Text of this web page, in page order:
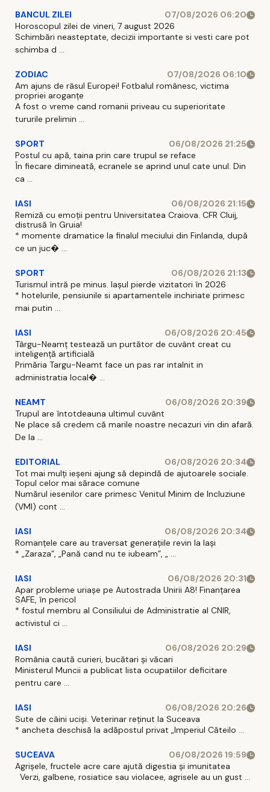
BANCUL ZILEI
07/08/2026 06:20
Horoscopul zilei de vineri, 7 august 2026
Schimbări neasteptate, decizii importante si vesti care pot
schimba d ...
ZODIAC
07/08/2026 06:10
Am ajuns de râsul Europei! Fotbalul românesc, victima
propriei aroganțe
A fost o vreme cand romanii priveau cu superioritate
tururile prelimin ...
SPORT
06/08/2026 21:25
Postul cu apă, taina prin care trupul se reface
În fiecare dimineată, ecranele se aprind unul cate unul. Din
ca ...
IASI
06/08/2026 21:15
Remiză cu emoții pentru Universitatea Craiova. CFR Cluij,
distrusă în Gruia!
* momente dramatice la finalul meciului din Finlanda, după
ce un juc� ...
SPORT
06/08/2026 21:13
Turismul intră pe minus. Iașul pierde vizitatori în 2026
* hotelurile, pensiunile si apartamentele inchiriate primesc
mai putin ...
IASI
06/08/2026 20:45
Târgu-Neamț testează un purtător de cuvânt creat cu
inteligență artificială
Primăria Targu-Neamt face un pas rar intalnit in
administratia local� ...
NEAMT
06/08/2026 20:39
Trupul are întotdeauna ultimul cuvânt
Ne place să credem că marile noastre necazuri vin din afară.
De la ...
EDITORIAL
06/08/2026 20:34
Tot mai mulți ieșeni ajung să depindă de ajutoarele sociale.
Topul celor mai sărace comune
Numărul iesenilor care primesc Venitul Minim de Incluziune
(VMI) cont ...
IASI
06/08/2026 20:34
Romanțele care au traversat generațiile revin la Iași
* „Zaraza”, „Pană cand nu te iubeam”, „ ...
IASI
06/08/2026 20:31
Apar probleme uriașe pe Autostrada Unirii A8! Finanțarea
SAFE, în pericol
* fostul membru al Consiliului de Administratie al CNIR,
activistul ci ...
IASI
06/08/2026 20:29
România caută curieri, bucătari și văcari
Ministerul Muncii a publicat lista ocupatiilor deficitare
pentru care ...
IASI
06/08/2026 20:26
Sute de câini uciși. Veterinar reținut la Suceava
* ancheta deschisă la adăpostul privat „Imperiul Căteilo ...
SUCEAVA
06/08/2026 19:59
Agrișele, fructele acre care ajută digestia și imunitatea
Verzi, galbene, rosiatice sau violacee, agrisele au un gust ...